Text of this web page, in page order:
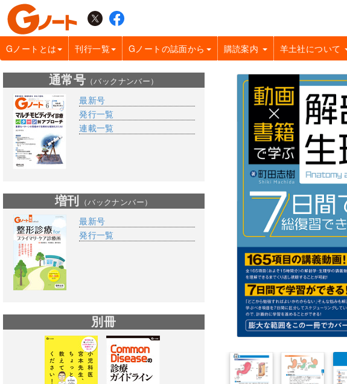
Gノートとは 刊行一覧 Gノートの誌面から 購読案内 羊土社について
通常号 （バックナンバー）
最新号
発行一覧
連載一覧
増刊 （バックナンバー）
最新号
発行一覧
別冊